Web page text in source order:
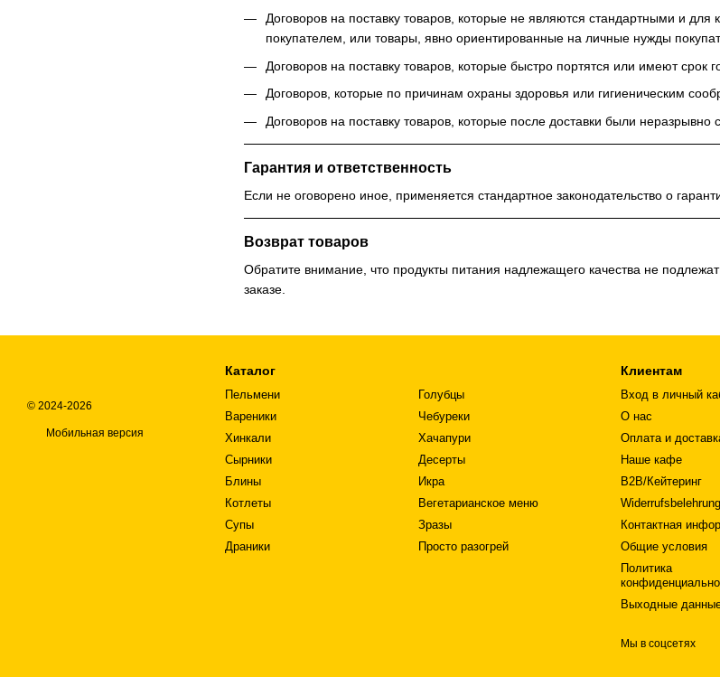
Договоров на поставку товаров, которые не являются стандартными и
покупателем, или товары, явно ориентированные на личные нужды
Договоров на поставку товаров, которые быстро портятся или имеют срок
Договоров, которые по причинам охраны здоровья или гигиеническим
Договоров на поставку товаров, которые после доставки были неразрывно
Гарантия и ответственность
Если не оговорено иное, применяется стандартное законодательство о
Возврат товаров
Обратите внимание, что продукты питания надлежащего качества не
заказе.
© 2024-2026
Мобильная версия
Каталог
Пельмени
Вареники
Хинкали
Сырники
Блины
Котлеты
Супы
Драники
Голубцы
Чебуреки
Хачапури
Десерты
Икра
Вегетарианское меню
Зразы
Просто разогрей
Клиентам
Вход в личный
О нас
Оплата и
Наше кафе
B2B/Кейтеринг
Widerrufsbelehrung
Контактная
Общие условия
Политика
Выходные
Мы в соцсетях